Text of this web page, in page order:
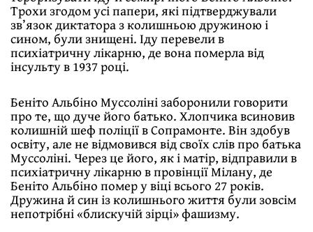
Трохи згодом усі папери, які підтверджували
зв’язок диктатора з колишньою дружиною і
сином, були знищені. Іду перевели в
психіатричну лікарню, де вона померла від
інсульту в 1937 році.
Беніто Альбіно Муссоліні заборонили говорити
про те, що дуче його батько. Хлопчика всиновив
колишній шеф поліції в Сопрамонте. Він здобув
освіту, але не відмовився від своїх слів про батька
Муссоліні. Через це його, як і матір, відправили в
психіатричну лікарню в провінції Мілану, де
Беніто Альбіно помер у віці всього 27 років.
Дружина й син із колишнього життя були зовсім
непотрібні «блискучій зірці» фашизму.